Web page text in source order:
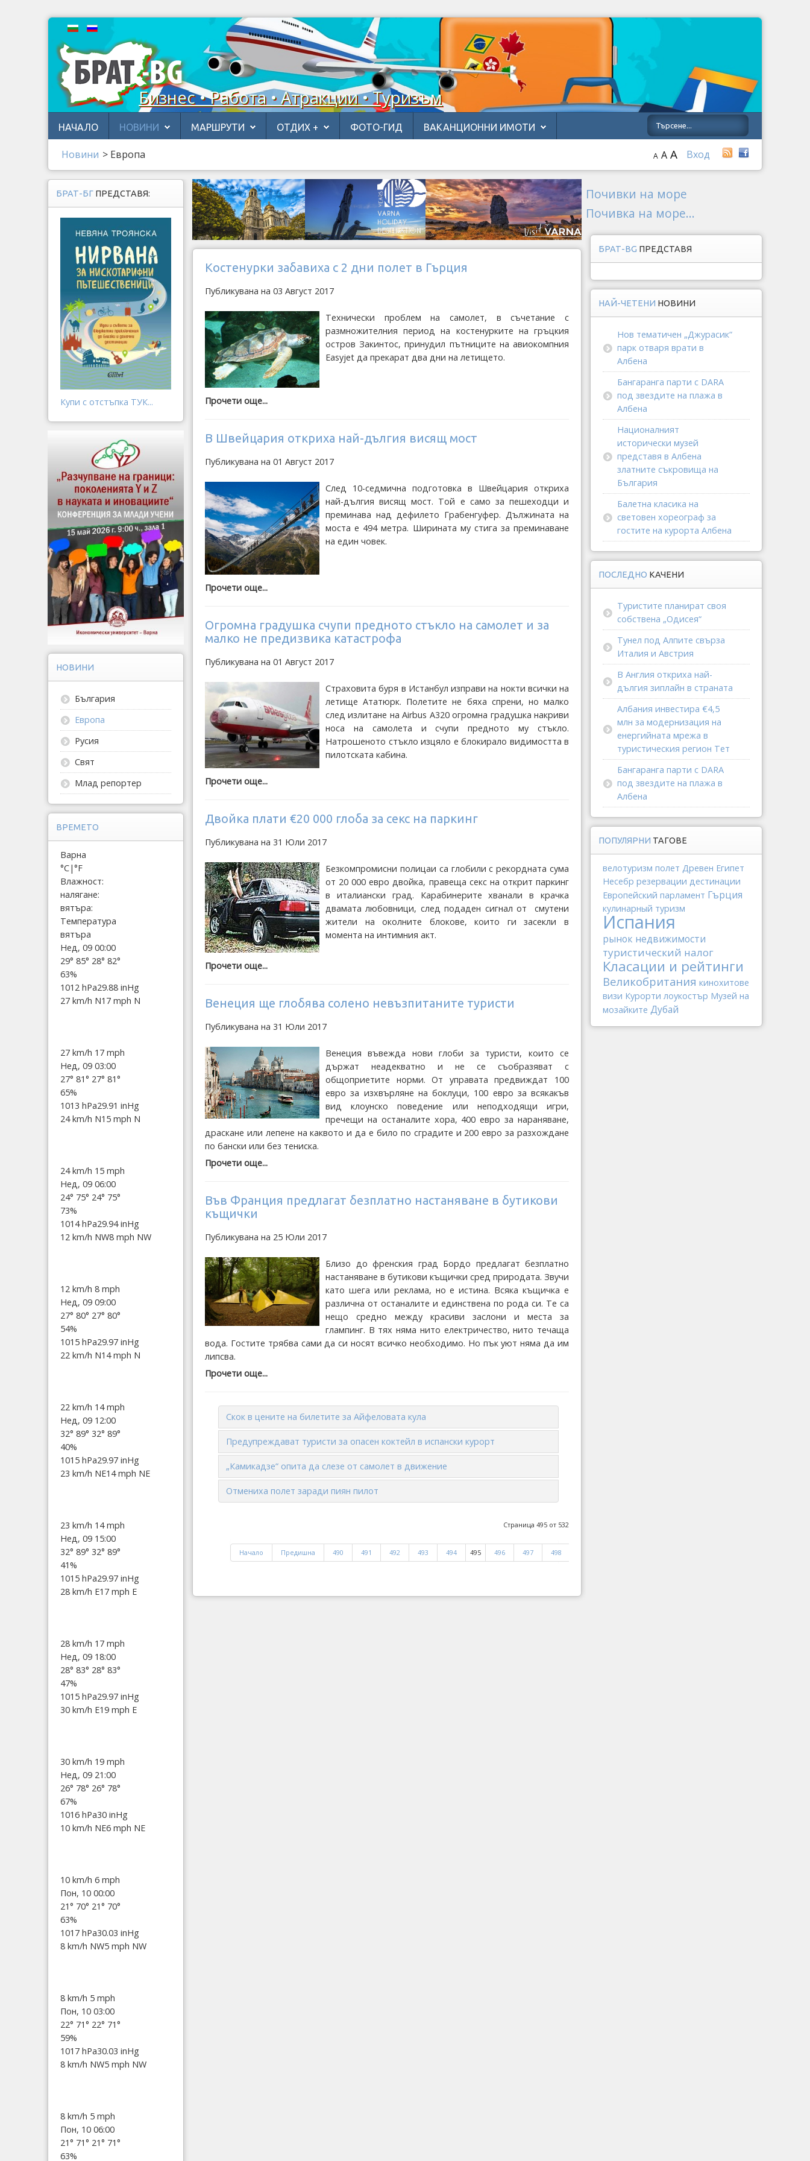
Бизнес • Работа • Атракции • Туризъм
НАЧАЛО НОВИНИ МАРШРУТИ ОТДИХ + ФОТО-ГИД ВАКАНЦИОННИ ИМОТИ
Новини > Европа Вход
A A A
Костенурки забавиха с 2 дни полет в Гърция
Публикувана на 03 Август 2017
Технически проблем на самолет, в съчетание с
размножителния период на костенурките на гръцкия
остров Закинтос, принудил пътниците на авиокомпния
Easyjet да прекарат два дни на летището.
Прочети още...
В Швейцария откриха най-дългия висящ мост
Публикувана на 01 Август 2017
След 10-седмична подготовка в Швейцария откриха
най-дългия висящ мост. Той е само за пешеходци и
преминава над дефилето Грабенгуфер. Дължината на
моста е 494 метра. Ширината му стига за преминаване
на един човек.
Прочети още...
Огромна градушка счупи предното стъкло на самолет и за
малко не предизвика катастрофа
Публикувана на 01 Август 2017
Страховита буря в Истанбул изправи на нокти всички на
летище Ататюрк. Полетите не бяха спрени, но малко
след излитане на Airbus A320 огромна градушка накриви
носа на самолета и счупи предното му стъкло.
Натрошеното стъкло изцяло е блокирало видимостта в
пилотската кабина.
Прочети още...
Двойка плати €20 000 глоба за секс на паркинг
Публикувана на 31 Юли 2017
Безкомпромисни полицаи са глобили с рекордната сума
от 20 000 евро двойка, правеща секс на открит паркинг
в италиански град. Карабинерите хванали в крачка
двамата любовници, след подаден сигнал от смутени
жители на околните блокове, които ги засекли в
момента на интимния акт.
Прочети още...
Венеция ще глобява солено невъзпитаните туристи
Публикувана на 31 Юли 2017
Венеция въвежда нови глоби за туристи, които се
държат неадекватно и не се съобразяват с
общоприетите норми. От управата предвиждат 100
евро за изхвърляне на боклуци, 100 евро за всякакъв
вид клоунско поведение или неподходящи игри,
пречещи на останалите хора, 400 евро за нараняване,
драскане или лепене на каквото и да е било по сградите и 200 евро за разхождане
по бански или без тениска.
Прочети още...
Във Франция предлагат безплатно настаняване в бутикови
къщички
Публикувана на 25 Юли 2017
Близо до френския град Бордо предлагат безплатно
настаняване в бутикови къщички сред природата. Звучи
като шега или реклама, но е истина. Всяка къщичка е
различна от останалите и единствена по рода си. Те са
нещо средно между красиви заслони и места за
глампинг. В тях няма нито електричество, нито течаща
вода. Гостите трябва сами да си носят всичко необходимо. Но пък уют няма да им
липсва.
Прочети още...
Скок в цените на билетите за Айфеловата кула
Предупреждават туристи за опасен коктейл в испански курорт
„Камикадзе“ опита да слезе от самолет в движение
Отмениха полет заради пиян пилот
Страница 495 от 532
Начало Предишна 490 491 492 493 494 495 496 497 498
БРАТ-БГ ПРЕДСТАВЯ:
Купи с отстъпка ТУК...
НОВИНИ
България
Европа
Русия
Свят
Млад репортер
ВРЕМЕТО
Варна
°C|°F
Влажност:
налягане:
вятъра:
Температура
вятъра
Нед, 09 00:00
29° 85° 28° 82°
63%
1012 hPa29.88 inHg
27 km/h N17 mph N
27 km/h 17 mph
Нед, 09 03:00
27° 81° 27° 81°
65%
1013 hPa29.91 inHg
24 km/h N15 mph N
24 km/h 15 mph
Нед, 09 06:00
24° 75° 24° 75°
73%
1014 hPa29.94 inHg
12 km/h NW8 mph NW
12 km/h 8 mph
Нед, 09 09:00
27° 80° 27° 80°
54%
1015 hPa29.97 inHg
22 km/h N14 mph N
22 km/h 14 mph
Нед, 09 12:00
32° 89° 32° 89°
40%
1015 hPa29.97 inHg
23 km/h NE14 mph NE
23 km/h 14 mph
Нед, 09 15:00
32° 89° 32° 89°
41%
1015 hPa29.97 inHg
28 km/h E17 mph E
28 km/h 17 mph
Нед, 09 18:00
28° 83° 28° 83°
47%
1015 hPa29.97 inHg
30 km/h E19 mph E
30 km/h 19 mph
Нед, 09 21:00
26° 78° 26° 78°
67%
1016 hPa30 inHg
10 km/h NE6 mph NE
10 km/h 6 mph
Пон, 10 00:00
21° 70° 21° 70°
63%
1017 hPa30.03 inHg
8 km/h NW5 mph NW
8 km/h 5 mph
Пон, 10 03:00
22° 71° 22° 71°
59%
1017 hPa30.03 inHg
8 km/h NW5 mph NW
8 km/h 5 mph
Пон, 10 06:00
21° 71° 21° 71°
63%
Почивки на море
Почивка на море...
БРАТ-BG ПРЕДСТАВЯ
НАЙ-ЧЕТЕНИ НОВИНИ
Нов тематичен „Джурасик“
парк отваря врати в
Албена
Бангаранга парти с DARA
под звездите на плажа в
Албена
Националният
исторически музей
представя в Албена
златните съкровища на
България
Балетна класика на
световен хореограф за
гостите на курорта Албена
ПОСЛЕДНО КАЧЕНИ
Туристите планират своя
собствена „Одисея“
Тунел под Алпите свърза
Италия и Австрия
В Англия откриха най-
дългия зиплайн в страната
Албания инвестира €4,5
млн за модернизация на
енергийната мрежа в
туристическия регион Тет
Бангаранга парти с DARA
под звездите на плажа в
Албена
ПОПУЛЯРНИ ТАГОВЕ
велотуризм полет Древен Египет
Несебр резервации дестинации
Европейский парламент Гърция
кулинарный туризм
Испания
рынок недвижимости
туристический налог
Класации и рейтинги
Великобритания кинохитове
визи Курорти лоукостър Музей на
мозайките Дубай